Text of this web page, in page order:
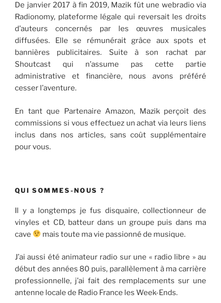
De janvier 2017 à fin 2019, Mazik fût une webradio via
Radionomy, plateforme légale qui reversait les droits
d’auteurs concernés par les œuvres musicales
diffusées. Elle se rémunérait grâce aux spots et
bannières publicitaires. Suite à son rachat par
Shoutcast qui n’assume pas cette partie
administrative et financière, nous avons préféré
cesser l’aventure.
En tant que Partenaire Amazon, Mazik perçoit des
commissions si vous effectuez un achat via leurs liens
inclus dans nos articles, sans coût supplémentaire
pour vous.
QUI SOMMES-NOUS ?
Il y a longtemps je fus disquaire, collectionneur de
vinyles et CD, batteur dans un groupe puis dans ma
cave
mais toute ma vie passionné de musique.
J’ai aussi été animateur radio sur une « radio libre » au
début des années 80 puis, parallèlement à ma carrière
professionnelle, j’ai fait des remplacements sur une
antenne locale de Radio France les Week-Ends.